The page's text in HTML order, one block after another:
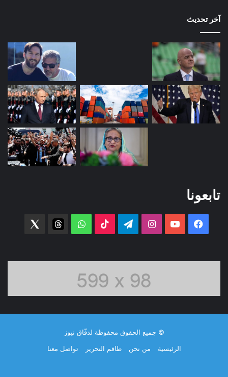
آخر تحديث
تابعونا
فيسبوك ‫YouTubeانستقرامتيلقرام ‫TikTok واتساب threads
© جميع الحقوق محفوظة لدفّاق نيوز
الرئيسية
من نحن طاقم التحرير تواصل معنا